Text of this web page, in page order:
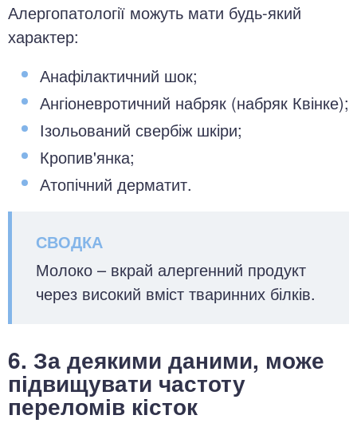
Алергопатології можуть мати будь-який
характер:
Анафілактичний шок;
Ангіоневротичний набряк (набряк Квінке);
Ізольований свербіж шкіри;
Кропив'янка;
Атопічний дерматит.
Молоко – вкрай алергенний продукт
через високий вміст тваринних білків.
6. За деякими даними, може
підвищувати частоту
переломів кісток